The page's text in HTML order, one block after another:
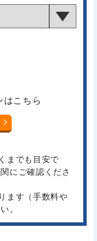
はこちら
までも目安で
にご確認くださ
ます（手数料や
。